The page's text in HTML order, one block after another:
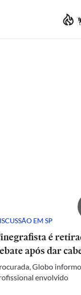
EM SP
é
após dar
Globo
envolvido